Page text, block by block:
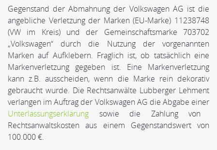
Gegenstand der Abmahnung der Volkswagen AG ist die
angebliche Verletzung der Marken (EU-Marke) 11238748
(VW im Kreis) und der Gemeinschaftsmarke 703702
„Volkswagen“ durch die Nutzung der vorgenannten
Marken auf Aufklebern. Fraglich ist, ob tatsächlich eine
Markenverletzung gegeben ist. Eine Markenverletzung
kann z.B. ausscheiden, wenn die Marke rein dekorativ
gebraucht wurde. Die Rechtsanwälte Lubberger Lehment
verlangen im Auftrag der Volkswagen AG die Abgabe einer
Unterlassungserklärung sowie die Zahlung von
Rechtsanwaltskosten aus einem Gegenstandswert von
100.000 €.